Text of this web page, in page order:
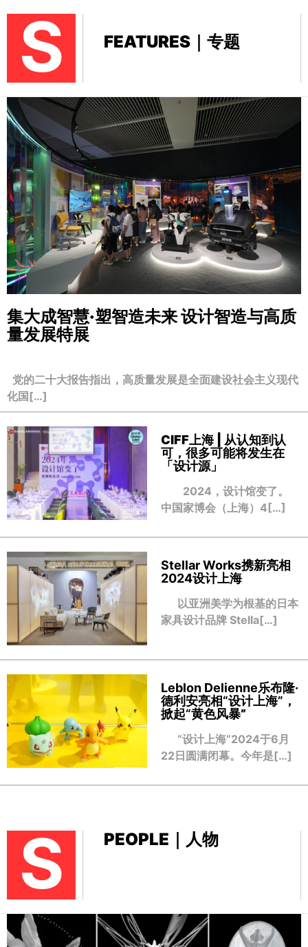
S FEATURES｜专题
集大成智慧·塑智造未来设计智造与高质
量发展特展
党的二十大报告指出，高质量发展是全面建设社会主义现代
化国[…]
CIFF上海 | 从认知到认
可，很多可能将发生在
「设计源」
2024，设计馆变了。
中国家博会（上海）4[…]
Stellar Works携新亮相
2024设计上海
以亚洲美学为根基的日本
家具设计品牌 Stella[…]
Leblon Delienne乐布隆·
德利安亮相“设计上海”，
掀起“黄色风暴”
“设计上海”2024于6月
22日圆满闭幕。今年是[…]
S PEOPLE｜人物